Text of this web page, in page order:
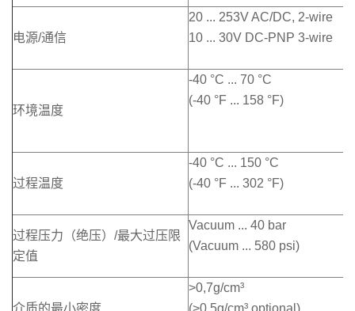
电源/通信
20 ... 253V AC/DC, 2-wire
10 ... 30V DC-PNP 3-wire
环境温度
-40 °C ... 70 °C
(-40 °F ... 158 °F)
过程温度
-40 °C ... 150 °C
(-40 °F ... 302 °F)
过程压力（绝压）/最大过压限
定值
Vacuum ... 40 bar
(Vacuum ... 580 psi)
介质的最小密度
>0,7g/cm³
(>0,5g/cm³ optional)